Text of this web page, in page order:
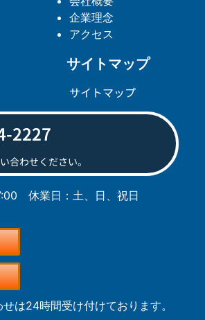
企業理念
アクセス
サイトマップ
サイトマップ
2227
合わせください。
休業日：土、日、祝日
は24時間受け付けております。